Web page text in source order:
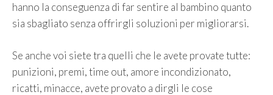
hanno la conseguenza di far sentire al bambino quanto
sia sbagliato senza offrirgli soluzioni per migliorarsi.
Se anche voi siete tra quelli che le avete provate tutte:
punizioni, premi, time out, amore incondizionato,
ricatti, minacce, avete provato a dirgli le cose